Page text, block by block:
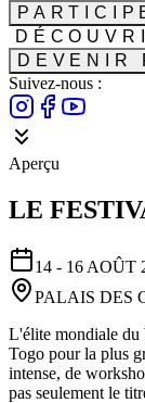
DEVENIR
Suivez-nous :
Aperçu
LE
14 - 16 AOÛT
PALAIS DES
L'élite mondiale du
Togo pour la plus
intense, de
pas seulement le